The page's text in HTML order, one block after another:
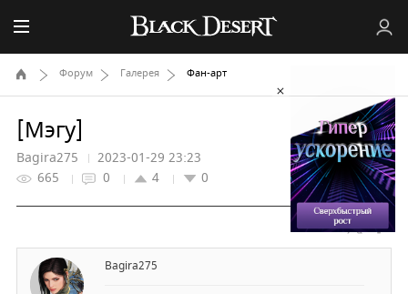
HomeФорум Галерея Фан-арт
[Мэгу]
Bagira275
2023-01-29 23:23
665
0 4 0
Bagira275